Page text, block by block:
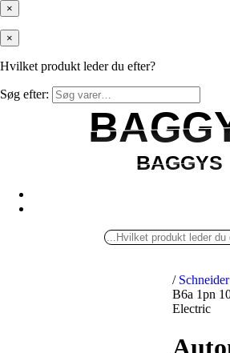
×
×
Hvilket produkt leder du efter?
Søg efter:
BAGGYS
BAGGYS
/
B6a 1pn
Electric